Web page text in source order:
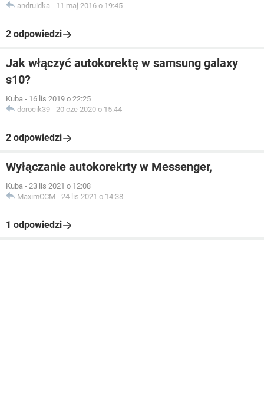
andruidka - 11 maj 2016 o 19:45
2 odpowiedzi
Jak włączyć autokorektę w samsung galaxy
s10?
Kuba - 16 lis 2019 o 22:25
dorocik39 - 20 cze 2020 o 15:44
2 odpowiedzi
Wyłączanie autokorekrty w Messenger,
Kuba - 23 lis 2021 o 12:08
MaximCCM - 24 lis 2021 o 14:38
1 odpowiedzi